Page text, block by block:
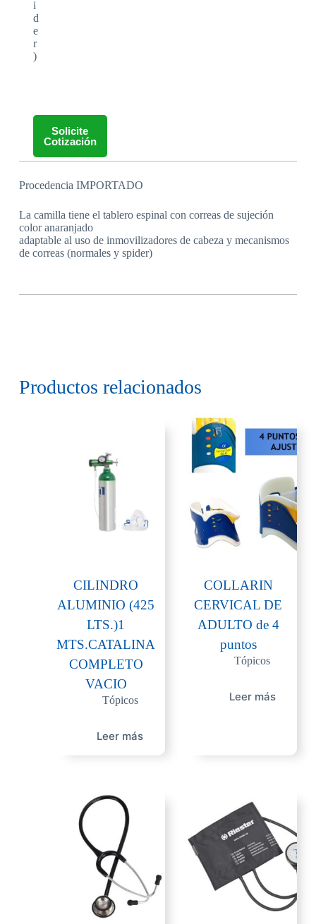
i
d
e
r
)
Solicite
Cotización
Procedencia IMPORTADO
La camilla tiene el tablero espinal con correas de sujeción
color anaranjado
adaptable al uso de inmovilizadores de cabeza y mecanismos
de correas (normales y spider)
Productos relacionados
CILINDRO
ALUMINIO (425
LTS.)1
MTS.CATALINA
COMPLETO
VACIO
Tópicos
Leer más
COLLARIN
CERVICAL DE
ADULTO de 4
puntos
Tópicos
Leer más